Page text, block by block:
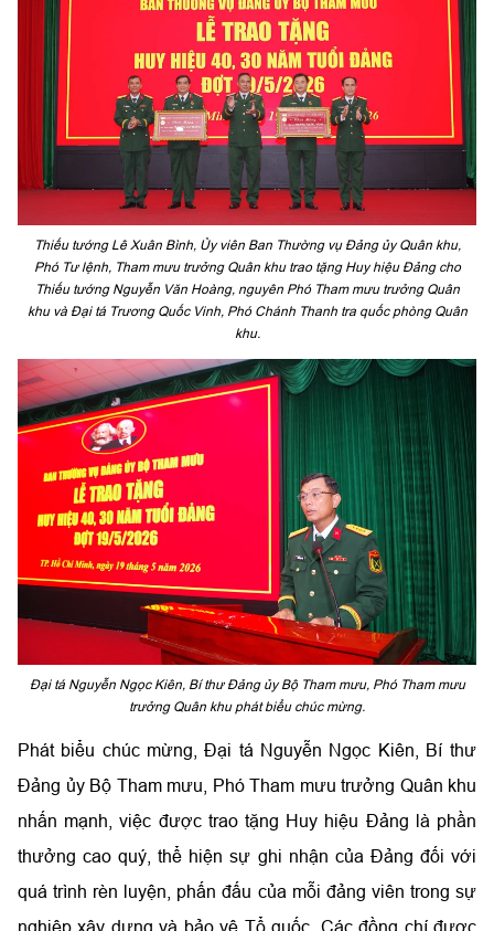
Thiếu tướng Lê Xuân Bình, Ủy viên Ban Thường vụ Đảng ủy Quân khu,
Phó Tư lệnh, Tham mưu trưởng Quân khu trao tặng Huy hiệu Đảng cho
Thiếu tướng Nguyễn Văn Hoàng, nguyên Phó Tham mưu trưởng Quân
khu và Đại tá Trương Quốc Vinh, Phó Chánh Thanh tra quốc phòng Quân
khu.
Đại tá Nguyễn Ngọc Kiên, Bí thư Đảng ủy Bộ Tham mưu, Phó Tham mưu
trưởng Quân khu phát biểu chúc mừng.
Phát biểu chúc mừng, Đại tá Nguyễn Ngọc Kiên,
Bí thư
Đảng ủy Bộ Tham mưu , Phó Tham mưu trưởng Quân khu
nhấn mạnh, việc được trao tặng Huy hiệu Đảng là phần
thưởng cao quý, thể hiện sự ghi nhận của Đảng đối với
quá trình rèn luyện, phấn đấu của mỗi đảng viên trong sự